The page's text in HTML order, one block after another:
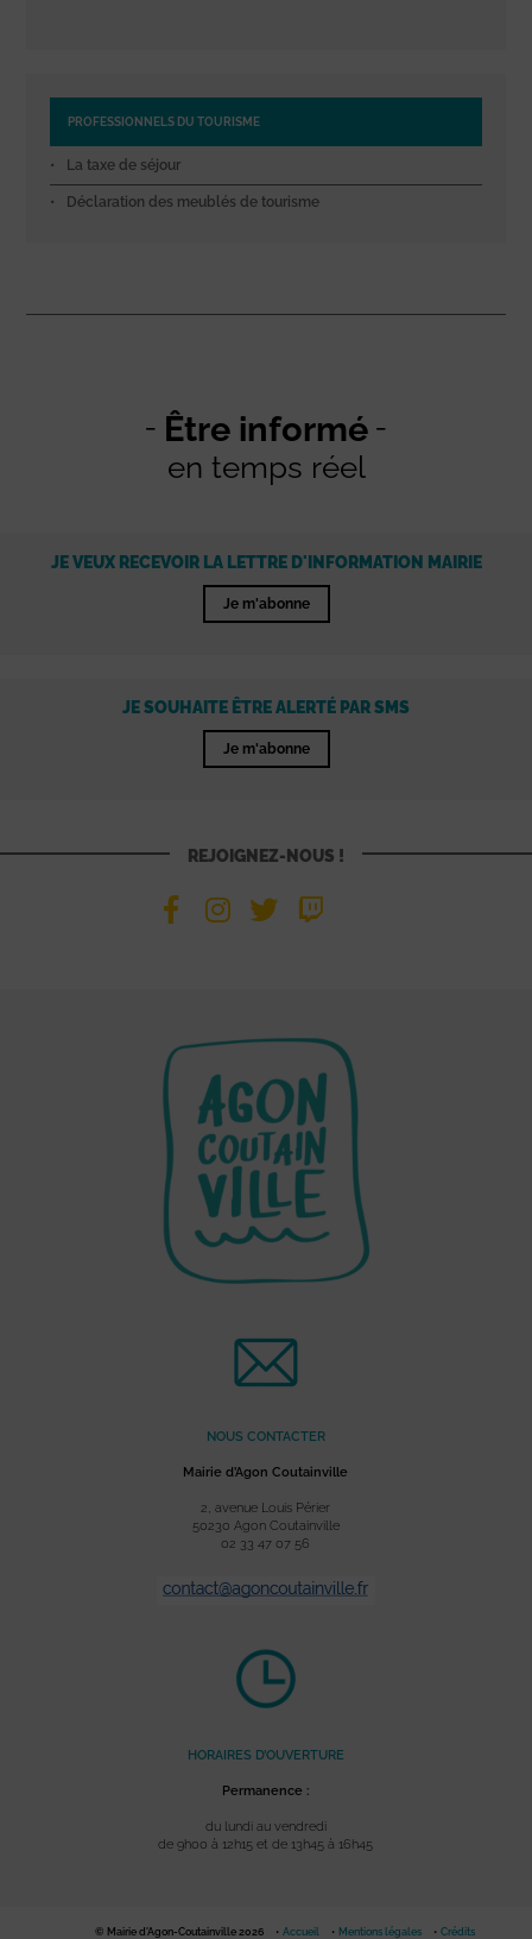
PROFESSIONNELS DU TOURISME
La taxe de séjour
Déclaration des meublés de tourisme
Être informé
en temps réel
JE VEUX RECEVOIR LA LETTRE D'INFORMATION MAIRIE
Je m'abonne
JE SOUHAITE ÊTRE ALERTÉ PAR SMS
Je m'abonne
REJOIGNEZ-NOUS !
NOUS CONTACTER
Mairie d’Agon Coutainville
2, avenue Louis Périer
50230 Agon Coutainville
02 33 47 07 56
HORAIRES D’OUVERTURE
Permanence :
du lundi au vendredi
de 9h00 à 12h15 et de 13h45 à 16h45
© Mairie d'Agon-Coutainville 2026 Accueil Mentions légales Crédits